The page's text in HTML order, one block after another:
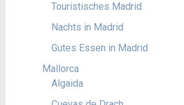
Touristisches Madrid
Nachts in Madrid
Gutes Essen in Madrid
Mallorca
Algaida